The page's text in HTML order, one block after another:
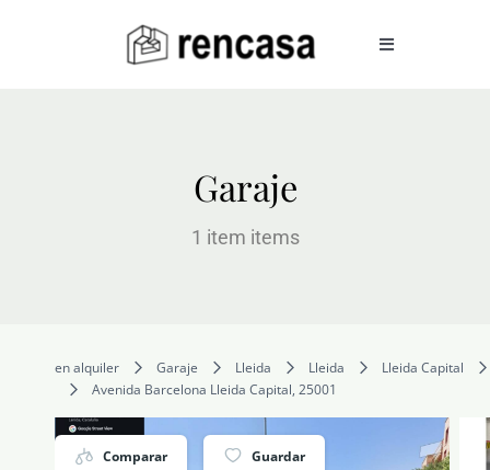
Toggle
SERVICIOS
CONOCENOS
Garaje
1 item items
en alquiler Garaje Lleida Lleida
Lleida Capital
Avenida Barcelona Lleida Capital, 25001
Comparar Guardar